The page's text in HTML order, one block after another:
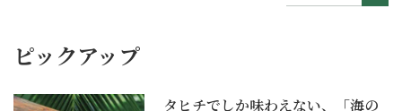
ピックアップ
タヒチでしか味わえない、「海の